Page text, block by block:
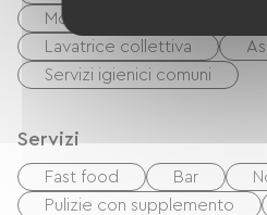
Mobili da giardino
Lavatrice collettiva
Servizi igienici comuni
Servizi
Fast food Bar
Pulizie con supplemento